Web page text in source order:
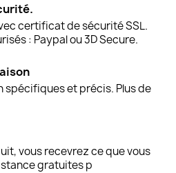
certificat de sécurité SSL.
: Paypal ou 3D Secure.
spécifiques et précis. Plus de
vous recevrez ce que vous
gratuites p